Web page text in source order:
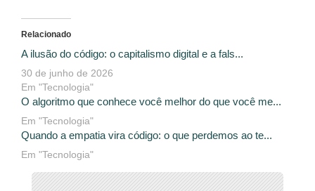
Relacionado
A ilusão do código: o capitalismo digital e a fals...
30 de junho de 2026
Em "Tecnologia"
O algoritmo que conhece você melhor do que você me...
Em "Tecnologia"
Quando a empatia vira código: o que perdemos ao te...
Em "Tecnologia"